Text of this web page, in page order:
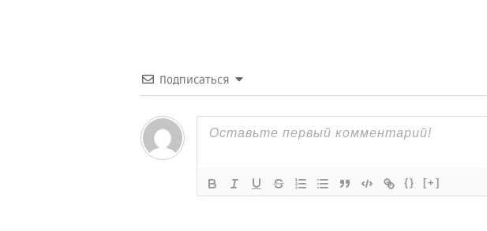
Подписаться
{} [+]